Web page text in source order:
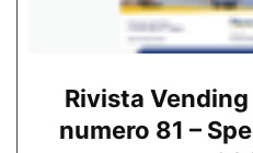
Rivista Vending
numero 81 –